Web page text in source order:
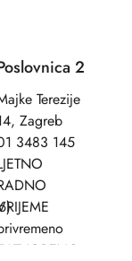
2
Terezije
Zagreb
3483 145